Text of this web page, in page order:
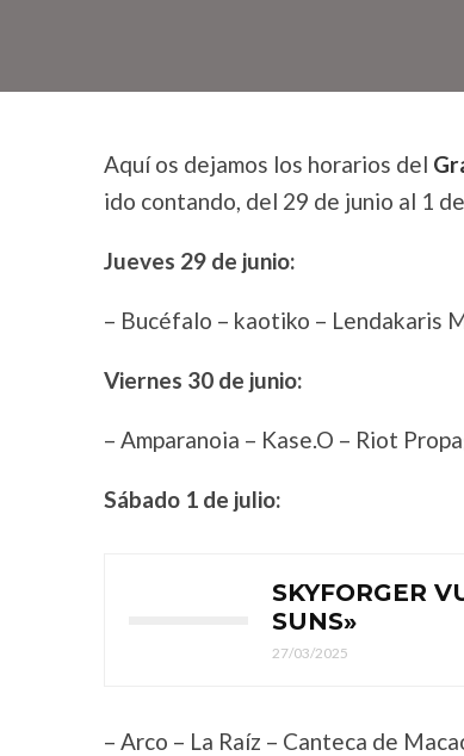
Aquí os dejamos los horarios del
ido contando, del 29 de junio al 1
Jueves 29 de junio:
– Bucéfalo – kaotiko – Lendakaris
Viernes 30 de junio:
– Amparanoia – Kase.O – Riot
Sábado 1 de julio:
SKYFORGER
SUNS»
27/03/2025
– Arco – La Raíz – Canteca de